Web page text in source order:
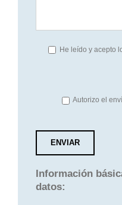
He leído y acepto
Autorizo el
Información
datos: